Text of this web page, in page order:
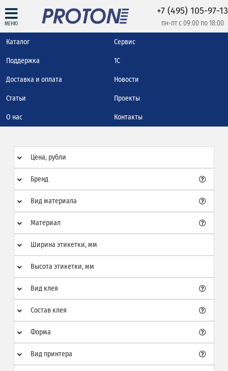
МЕНЮ
+7 (495) 105-97-13
пн-пт с 09:00 по 18:00
Каталог Сервис
Поддержка 1С
Доставка и оплата Новости
Статьи Проекты
О нас Контакты
Цена, рубли
Бренд
Вид материала
Материал
Ширина этикетки, мм
Высота этикетки, мм
Вид клея
Состав клея
Форма
Вид принтера